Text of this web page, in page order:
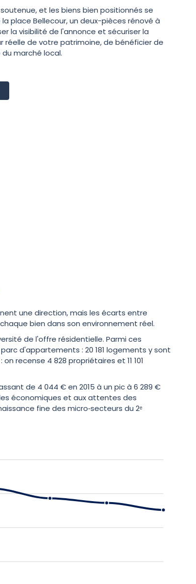
et les biens bien positionnés se
place Bellecour, un deux-pièces rénové à
la visibilité de l'annonce et sécuriser la
de votre patrimoine, de bénéficier de
marché local.
une direction, mais les écarts entre
bien dans son environnement réel.
de l'offre résidentielle. Parmi ces
d'appartements : 20 181 logements y sont
recense 4 828 propriétaires et 11 101
de 4 044 € en 2015 à un pic à 6 289 €
économiques et aux attentes des
fine des micro‑secteurs du 2ᵉ